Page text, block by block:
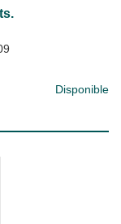
Disponible